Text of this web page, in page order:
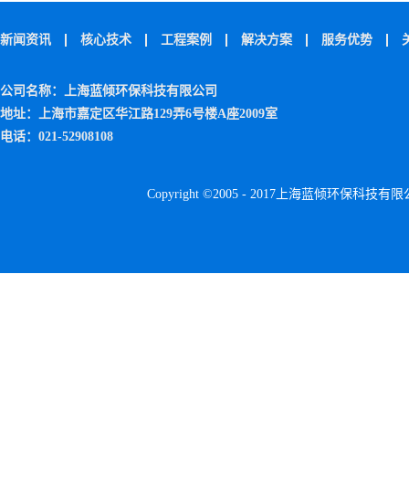
新闻资讯 核心技术 工程案例 解决方案 服务优势
公司名称：上海蓝倾环保科技有限公司
地址：上海市嘉定区华江路129弄6号楼A座2009室
电话：021-52908108
Copyright ©2005 - 2017上海蓝倾环保科技有限